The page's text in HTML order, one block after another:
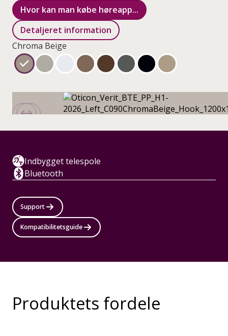
Hvor kan man købe høreapp...
Detaljeret information
Chroma Beige
Indbygget telespole
Bluetooth
Support
Kompatibilitetsguide
Produktets fordele